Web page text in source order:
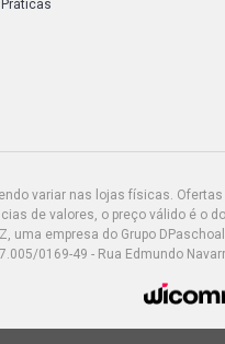
variar nas lojas físicas.
de valores, o preço válido é o
uma empresa do Grupo
0169-49 - Rua Edmundo